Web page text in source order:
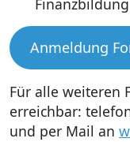
Anmeldung
Für alle weiteren
erreichbar:
und per Mail an